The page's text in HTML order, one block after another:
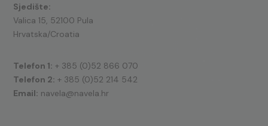
Sjedište:
Valica 15, 52100 Pula
Hrvatska/Croatia
Telefon 1: + 385 (0)52 866 070
Telefon 2: + 385 (0)52 214 542
Email: navela@navela.hr